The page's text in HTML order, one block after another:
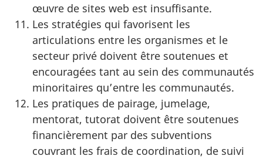
œuvre de sites web est insuffisante.
Les stratégies qui favorisent les
articulations entre les organismes et le
secteur privé doivent être soutenues et
encouragées tant au sein des communautés
minoritaires qu’entre les communautés.
Les pratiques de pairage, jumelage,
mentorat, tutorat doivent être soutenues
financièrement par des subventions
couvrant les frais de coordination, de suivi